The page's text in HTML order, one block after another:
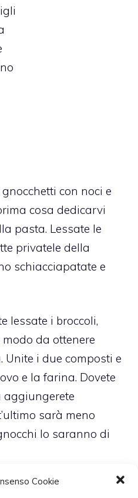
Cookie
con noci e
cosa dedicarvi
pasta. Lessate le
privatele della
schiacciapatate e
lessate i broccoli,
da ottenere
Unite i due composti e
e la farina. Dovete
aggiungerete
sarà meno
lo saranno di
lunghi con il vostro